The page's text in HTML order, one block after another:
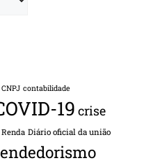
CNPJ contabilidade
19 crise
Diário oficial da união